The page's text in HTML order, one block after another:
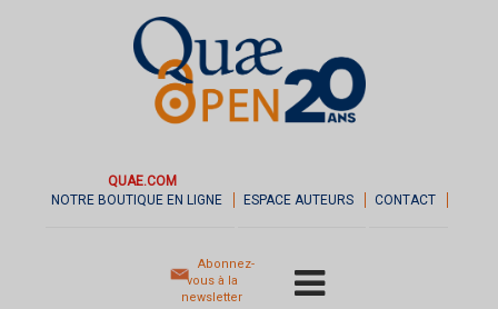
QUAE.COM
NOTRE BOUTIQUE EN LIGNE
ESPACE AUTEURS CONTACT
Abonnez-
vous à la
newsletter